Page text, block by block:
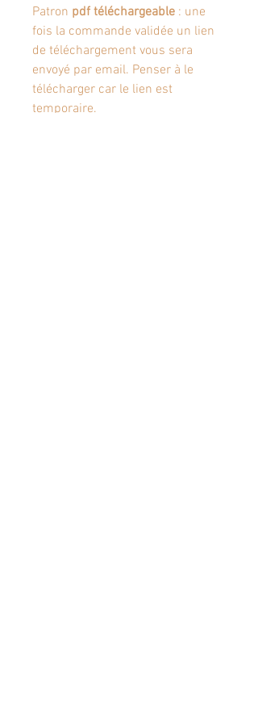
Patron pdf téléchargeable : une
fois la commande validée un lien
de téléchargement vous sera
envoyé par email. Penser à le
télécharger car le lien est
temporaire.